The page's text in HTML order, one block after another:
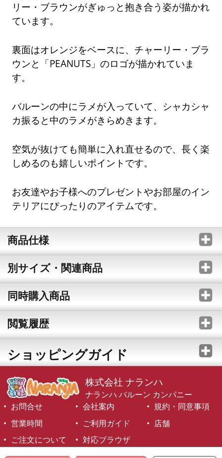
リー・ブラウンがぎゅっと抱き合う姿が描かれ
ています。
裏面はオレンジをベースに、チャーリー・ブラ
ウンと「PEANUTS」のロゴが描かれていま
す。
バルーンの中にラメが入っていて、シャカシャ
カ振ると中のラメがきらめきます。
空気が抜けても簡単に入れ直せるので、長く楽
しめるのも嬉しいポイントです。
お友達やお子様へのプレゼントやお部屋のイン
テリアにぴったりのアイテムです。
商品仕様
別サイズ・関連商品
同時購入商品
閲覧履歴
ショッピングガイド
株式会社 ナランハ
ナランハ バルーン カンパニー
お問合せ
会社案内
規約・同意事項
営業時間
ご利用ガイド
店舗
ご注文について
対応ブラウザ
©1999-2026 NARANJA Inc. All Rights Reserved.